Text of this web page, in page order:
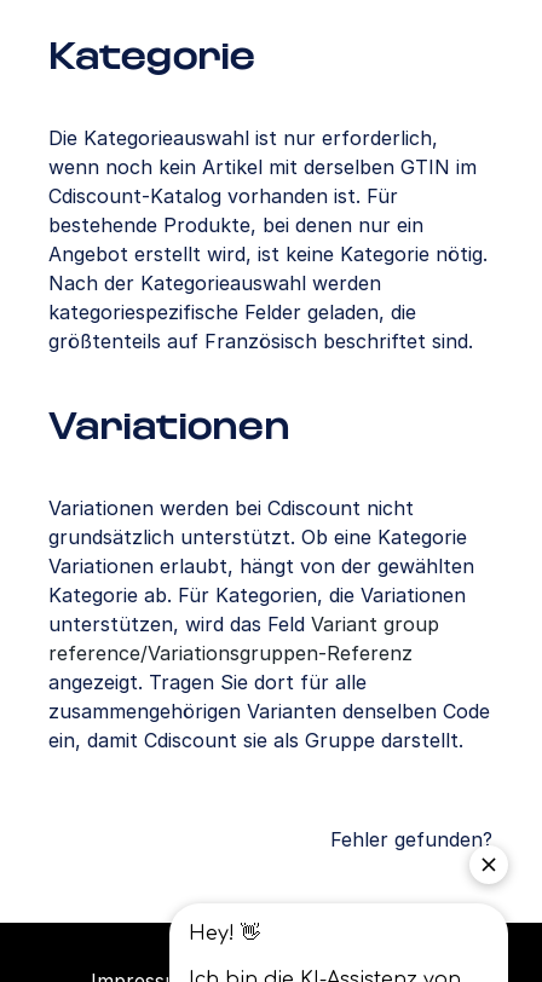
Kategorie
Die Kategorieauswahl ist nur erforderlich,
wenn noch kein Artikel mit derselben GTIN im
Cdiscount-Katalog vorhanden ist. Für
bestehende Produkte, bei denen nur ein
Angebot erstellt wird, ist keine Kategorie nötig.
Nach der Kategorieauswahl werden
kategoriespezifische Felder geladen, die
größtenteils auf Französisch beschriftet sind.
Variationen
Variationen werden bei Cdiscount nicht
grundsätzlich unterstützt. Ob eine Kategorie
Variationen erlaubt, hängt von der gewählten
Kategorie ab. Für Kategorien, die Variationen
unterstützen, wird das Feld Variant group
reference/Variationsgruppen-Referenz
angezeigt. Tragen Sie dort für alle
zusammengehörigen Varianten denselben Code
ein, damit Cdiscount sie als Gruppe darstellt.
Fehler gefunden?